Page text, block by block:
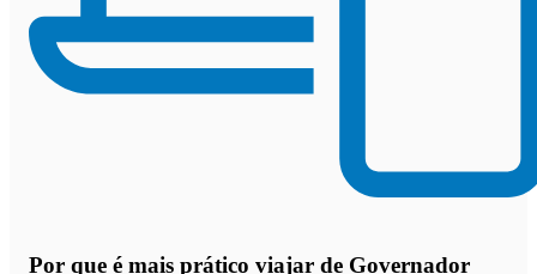
Por que é mais prático viajar de Governador